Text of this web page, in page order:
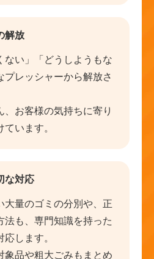
解放
ない」「どうしようもな
プレッシャーから解放さ
、お客様の気持ちに寄り
います。
な対応
大量のゴミの分別や、正
法も、専門知識を持った
します。
象品や粗大ごみもまとめ